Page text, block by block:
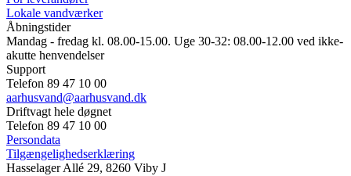
Lokale vandværker
Åbningstider
Mandag - fredag kl. 08.00-15.00. Uge 30-32: 08.00-12.00 ved ikke-
akutte henvendelser
Support
Telefon 89 47 10 00
aarhusvand@aarhusvand.dk
Driftvagt hele døgnet
Telefon 89 47 10 00
Persondata
Tilgængelighedserklæring
Hasselager Allé 29, 8260 Viby J